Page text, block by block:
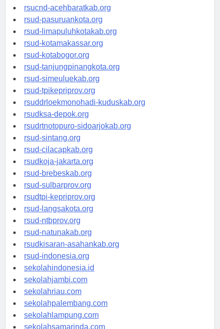
rsud-tangerangkota.org
rsucnd-acehbaratkab.org
rsud-pasuruankota.org
rsud-limapuluhkotakab.org
rsud-kotamakassar.org
rsud-kotabogor.org
rsud-tanjungpinangkota.org
rsud-simeuluekab.org
rsud-tpikepriprov.org
rsuddrloekmonohadi-kuduskab.org
rsudksa-depok.org
rsudrtnotopuro-sidoarjokab.org
rsud-sintang.org
rsud-cilacapkab.org
rsudkoja-jakarta.org
rsud-brebeskab.org
rsud-sulbarprov.org
rsudtpi-kepriprov.org
rsud-langsakota.org
rsud-ntbprov.org
rsud-natunakab.org
rsudkisaran-asahankab.org
rsud-indonesia.org
sekolahindonesia.id
sekolahjambi.com
sekolahriau.com
sekolahpalembang.com
sekolahlampung.com